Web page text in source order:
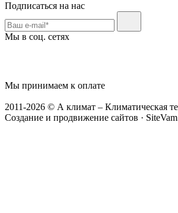
Подписаться на нас
Мы в соц. сетях
Мы принимаем к оплате
2011-2026 © А климат – Климатическая
Создание и продвижение сайтов ·